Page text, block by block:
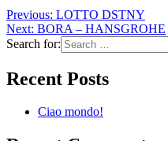
Previous: LOTTO DSTNY
Next: BORA – HANSGROHE
Search for:
Recent Posts
Ciao mondo!